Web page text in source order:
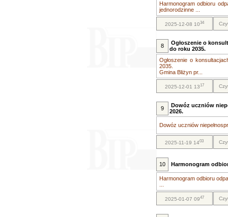
Harmonogram odbioru
jednorodzinne ...
2025-12-08 1034
8
Ogłoszenie o
do roku 2035.
Ogłoszenie o
2035.
Gmina Bliżyn pr...
2025-12-01 1317
9
Dowóz uczniów
2026.
Dowóz uczniów
2025-11-19 1403
10 Harmonogram
Harmonogram odbioru
2025-01-07 0947